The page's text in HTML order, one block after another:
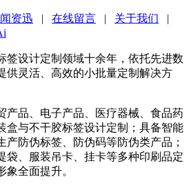
资迅 | 在线留言 | 关于我们 |
签设计定制领域十余年，依托先进数
供灵活、高效的小批量定制解决方
品、电子产品、医疗器械、食品药
盒与不干胶标签设计定制；具备智能
产防伪标签、防伪码等防伪类产品；
袋、服装吊卡、挂卡等多种印刷品定
全面提升。